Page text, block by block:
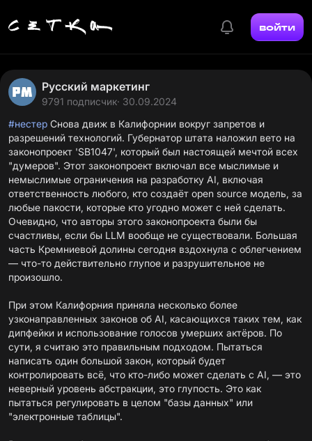
войти
Русский маркетинг
9791 подписчик· 30.09.2024
#нестер Снова движ в Калифорнии вокруг запретов и
разрешений технологий. Губернатор штата наложил вето на
законопроект 'SB1047', который был настоящей мечтой всех
"думеров". Этот законопроект включал все мыслимые и
немыслимые ограничения на разработку AI, включая
ответственность любого, кто создаёт open source модель, за
любые пакости, которые кто угодно может с ней сделать.
Очевидно, что авторы этого законопроекта были бы
счастливы, если бы LLM вообще не существовали. Большая
часть Кремниевой долины сегодня вздохнула с облегчением
— что-то действительно глупое и разрушительное не
произошло.
При этом Калифорния приняла несколько более
узконаправленных законов об AI, касающихся таких тем, как
дипфейки и использование голосов умерших актёров. По
сути, я считаю это правильным подходом. Пытаться
написать один большой закон, который будет
контролировать всё, что кто-либо может сделать с AI, — это
неверный уровень абстракции, это глупость. Это как
пытаться регулировать в целом "базы данных" или
"электронные таблицы".